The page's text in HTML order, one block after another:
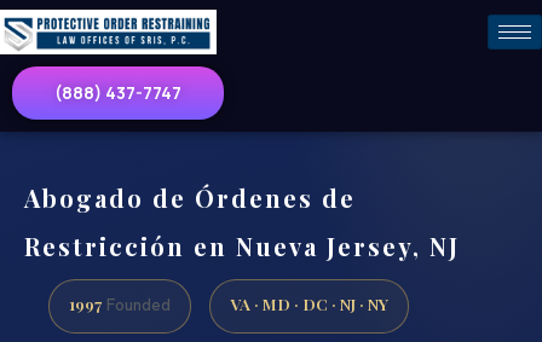
(888) 437-7747
Abogado de Órdenes de
Restricción en Nueva Jersey, NJ
1997 Founded VA · MD · DC · NJ · NY